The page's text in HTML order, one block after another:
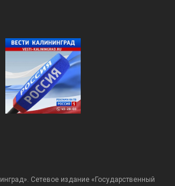
Сетевое издание «Государственный